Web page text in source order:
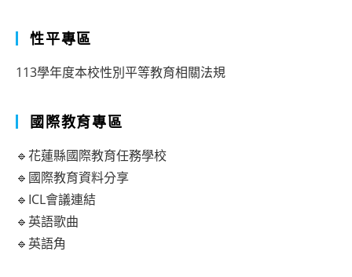
性平專區
113學年度本校性別平等教育相關法規
國際教育專區
🔹花蓮縣國際教育任務學校
🔹國際教育資料分享
🔹ICL會議連結
🔹英語歌曲
🔹英語角